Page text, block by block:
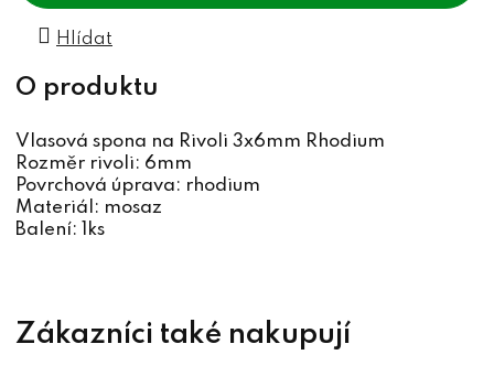
Hlídat
Vlasová spona na Rivoli 3x6mm Rhodium
Rozměr rivoli: 6mm
Povrchová úprava: rhodium
Materiál: mosaz
Balení: 1ks